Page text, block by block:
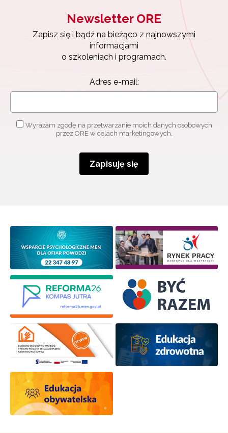
Newsletter ORE
Zapisz się i bądź na bieżąco z najnowszymi
informacjami
o szkoleniach i programach.
Adres e-mail:
Wyrażam zgodę na przetwarzanie moich danych osobowych
przez ORE w celach marketingowych.
Zapisuję się
Newsletter ORE
Zapisz się i bądź na bieżąco z najnowszymi
informacjami
Wyrażam zgodę na przetwarzanie moich danych
osobowych przez ORE w celach marketingowych.